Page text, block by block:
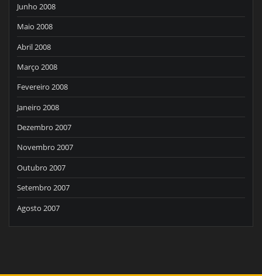
Junho 2008
Maio 2008
Abril 2008
Março 2008
Fevereiro 2008
Janeiro 2008
Dezembro 2007
Novembro 2007
Outubro 2007
Setembro 2007
Agosto 2007